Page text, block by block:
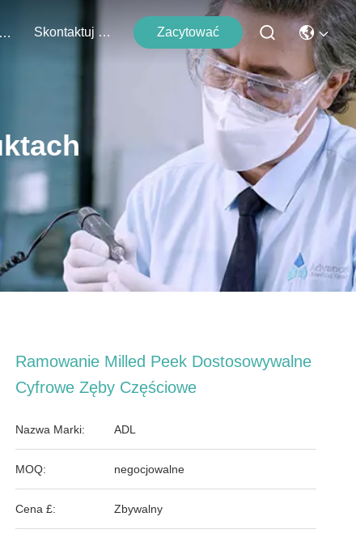
Wydarzenia Skontaktuj Się Z Nami Zacytować
Ramowanie Milled Peek Dostosowywalne
Cyfrowe Zęby Częściowe
Nazwa Marki: ADL
MOQ: negocjowalne
Cena £: Zbywalny